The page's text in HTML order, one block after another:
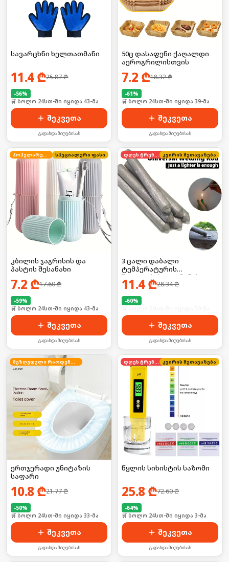
სავარცხნი ხელთათმანი
11.4₾25.87₾
-56%
🛒 ბოლო 24სთ-ში იყიდა 43-მა
შეკვეთა
გადახდა მიღებისას
50ც დასაფენი ქაღალდი
აეროგრილისთვის
7.2 ₾18.32₾
-61%
🛒 ბოლო 24სთ-ში იყიდა 39-მა
შეკვეთა
გადახდა მიღებისას
პოპულარული სპეციალური ფასი
კბილის ჯაგრისის და
პასტის შესანახი
7.2 ₾17.60₾
-59%
🛒 ბოლო 24სთ-ში იყიდა 43-მა
შეკვეთა
გადახდა მიღებისას
დღეს ტრენდში კვირის შეთავაზება
3 ცალი დაბალი
ტემპერატურის
შედუღების ალუმინის
წნელი, გამოიყენება
და ხვრელების
11.4₾28.34₾
-60%
შეკვეთა
გადახდა მიღებისას
შეზღუდული რაოდენობა
ერთჯერადი უნიტაზის
საფარი
10.8 ₾21.77₾
-50%
🛒 ბოლო 24სთ-ში იყიდა 33-მა
შეკვეთა
გადახდა მიღებისას
დღეს ტრენდში კვირის შეთავაზება
წყლის სიხისტის საზომი
25.8 ₾72.60₾
-64%
🛒 ბოლო 24სთ-ში იყიდა 3-მა
შეკვეთა
გადახდა მიღებისას